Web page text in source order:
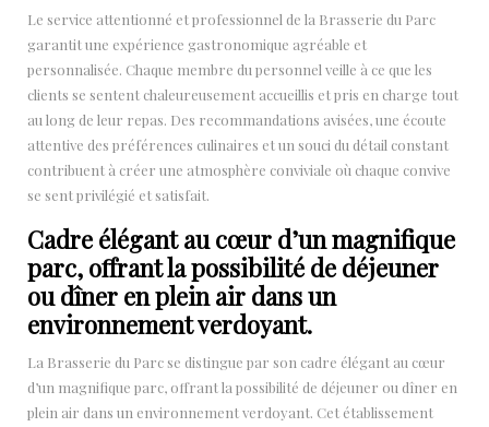
Le service attentionné et professionnel de la Brasserie du Parc
garantit une expérience gastronomique agréable et
personnalisée. Chaque membre du personnel veille à ce que les
clients se sentent chaleureusement accueillis et pris en charge tout
au long de leur repas. Des recommandations avisées, une écoute
attentive des préférences culinaires et un souci du détail constant
contribuent à créer une atmosphère conviviale où chaque convive
se sent privilégié et satisfait.
Cadre élégant au cœur d’un magnifique
parc, offrant la possibilité de déjeuner
ou dîner en plein air dans un
environnement verdoyant.
La Brasserie du Parc se distingue par son cadre élégant au cœur
d’un magnifique parc, offrant la possibilité de déjeuner ou dîner en
plein air dans un environnement verdoyant. Cet établissement